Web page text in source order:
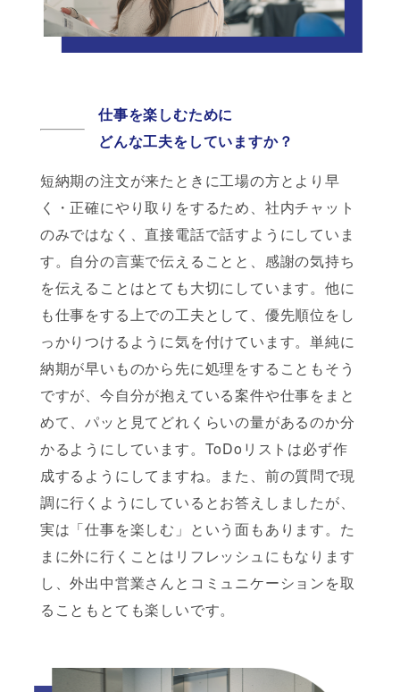
仕事を楽しむために
どんな工夫をしていますか？
短納期の注文が来たときに工場の方とより早
く・正確にやり取りをするため、社内チャット
のみではなく、直接電話で話すようにしていま
す。自分の言葉で伝えることと、感謝の気持ち
を伝えることはとても大切にしています。他に
も仕事をする上での工夫として、優先順位をし
っかりつけるように気を付けています。単純に
納期が早いものから先に処理をすることもそう
ですが、今自分が抱えている案件や仕事をまと
めて、パッと見てどれくらいの量があるのか分
かるようにしています。ToDoリストは必ず作
成するようにしてますね。また、前の質問で現
調に行くようにしているとお答えしましたが、
実は「仕事を楽しむ」という面もあります。た
まに外に行くことはリフレッシュにもなります
し、外出中営業さんとコミュニケーションを取
ることもとても楽しいです。